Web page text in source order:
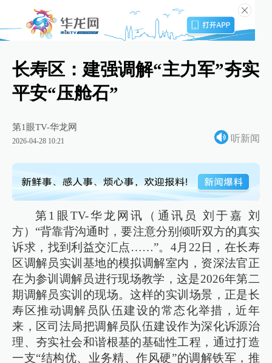
长寿区：建强调解“主力军”夯实
平安“压舱石”
第1眼TV-华龙网
2026-04-28 10:21 听新闻
第1眼TV-华龙网讯（通讯员 刘于嘉 刘
方）“背靠背沟通时，要注意分别倾听双方的真实
诉求，找到利益交汇点……”。4月22日，在长寿
区调解员实训基地的模拟调解室内，资深法官正
在为参训调解员进行现场教学，这是2026年第二
期调解员实训的现场。这样的实训场景，正是长
寿区推动调解员队伍建设的常态化举措，近年
来，区司法局把调解员队伍建设作为深化诉源治
理、夯实社会和谐根基的基础性工程，通过打造
一支“结构优、业务精、作风硬”的调解铁军，推